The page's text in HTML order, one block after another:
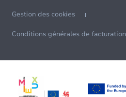
Gestion des cookies
Conditions générales de facturation